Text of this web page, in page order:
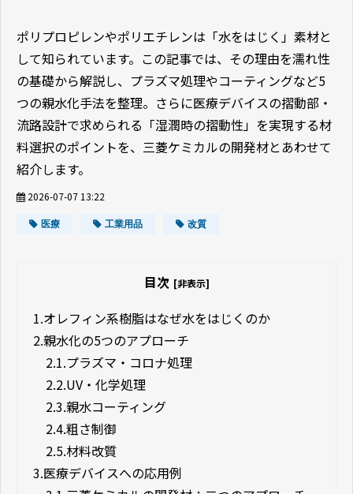
ポリプロピレンやポリエチレンは「水をはじく」素材と
して知られています。この記事では、その理由を濡れ性
の基礎から解説し、プラズマ処理やコーティングなど5
つの親水化手法を整理。さらに医療デバイスの摺動部・
流路設計で求められる「湿潤時の摺動性」を実現する材
料選択のポイントを、三菱ケミカルの開発材とあわせて
紹介します。
2026-07-07 13:22
医療 工業用品 改質
目次 [非表示]
1.オレフィン系樹脂はなぜ水をはじくのか
2.親水化の5つのアプローチ
2.1.プラズマ・コロナ処理
2.2.UV・化学処理
2.3.親水コーティング
2.4.粗さ制御
2.5.材料改質
3.医療デバイスへの応用例